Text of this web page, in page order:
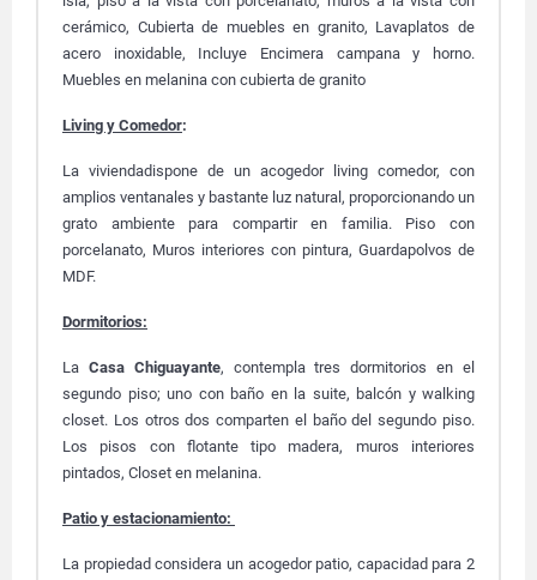
cerámico, Cubierta de muebles en granito, Lavaplatos de
acero inoxidable, Incluye Encimera campana y horno.
Muebles en melanina con cubierta de granito
Living y Comedor:
La viviendadispone de un acogedor living comedor, con
amplios ventanales y bastante luz natural, proporcionando un
grato ambiente para compartir en familia. Piso con
porcelanato, Muros interiores con pintura, Guardapolvos de
MDF.
Dormitorios:
La Casa Chiguayante, contempla tres dormitorios en el
segundo piso; uno con baño en la suite, balcón y walking
closet. Los otros dos comparten el baño del segundo piso.
Los pisos con flotante tipo madera, muros interiores
pintados, Closet en melanina.
Patio y estacionamiento:
La propiedad considera un acogedor patio, capacidad para 2